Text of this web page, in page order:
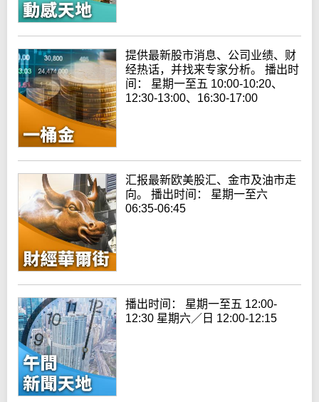
提供最新股市消息、公司业绩、财
经热话，并找来专家分析。 播出时
间： 星期一至五 10:00-10:20、
12:30-13:00、16:30-17:00
汇报最新欧美股汇、金市及油市走
向。 播出时间： 星期一至六
06:35-06:45
播出时间： 星期一至五 12:00-
12:30 星期六／日 12:00-12:15